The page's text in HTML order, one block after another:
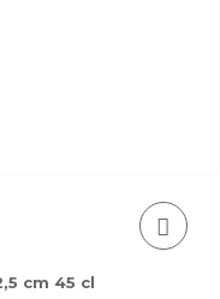
cm 45 cl